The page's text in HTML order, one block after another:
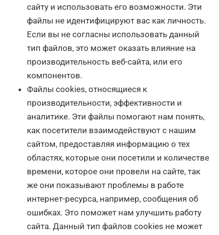
сайту и использовать его возможности. Эти
файлы не идентифицируют вас как личность.
Если вы не согласны использовать данный
тип файлов, это может оказать влияние на
производительность веб-сайта, или его
компонентов.
Файлы cookies, относящиеся к
производительности, эффективности и
аналитике. Эти файлы помогают нам понять,
как посетители взаимодействуют с нашим
сайтом, предоставляя информацию о тех
областях, которые они посетили и количестве
времени, которое они провели на сайте, так
же они показывают проблемы в работе
интернет-ресурса, например, сообщения об
ошибках. Это поможет нам улучшить работу
сайта. Данный тип файлов cookies не может